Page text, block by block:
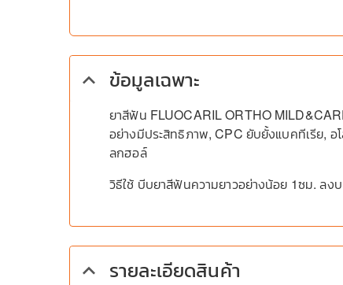
ข้อมูลเฉพาะ
keyboard_arrow_up
ยาสีฟัน FLUOCARIL ORTHO
อย่างมีประสิทธิภาพ, CPC ยับยั้งแบคทีเรีย, อ
ลกฮอล์
วิธีใช้ บีบยาสีฟันความยาวอย่างน้อย 1ซม. ล
รายละเอียดสินค้า
keyboard_arrow_up